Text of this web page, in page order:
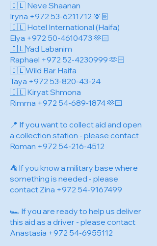
🇮🇱 Neve Shaanan
Iryna +972 53-6211712 🫶🏻
🇮🇱 Hotel International (Haifa)
Elya +972 50-4610473 🫶🏻
🇮🇱Yad Labanim
Raphael +972 52-4230999 🫶🏻
🇮🇱Wild Bar Haifa
Taya +972 53-820-43-24
🇮🇱 Kiryat Shmona
Rimma +972 54-689-1874🫶🏻
📍 If you want to collect aid and open
a collection station - please contact
Roman +972 54-216-4512
⛺️ If you know a military base where
something is needed - please
contact Zina +972 54-9167499
🏎️ If you are ready to help us deliver
this aid as a driver - please contact
Anastasia +972 54-6955112